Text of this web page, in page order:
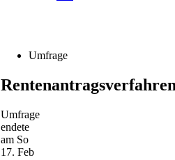
Umfrage
Umfrage
endete
am So
17. Feb